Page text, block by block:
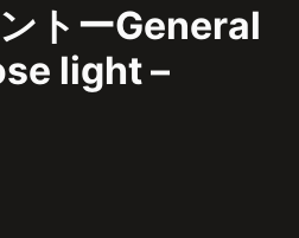
トーGeneral
light –